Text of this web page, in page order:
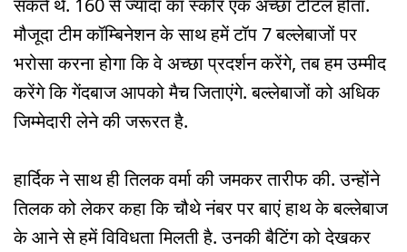
मौजूदा टीम कॉम्बिनेशन के साथ हमें टॉप 7 बल्लेबाजों पर
भरोसा करना होगा कि वे अच्छा प्रदर्शन करेंगे, तब हम उम्मीद
करेंगे कि गेंदबाज आपको मैच जिताएंगे. बल्लेबाजों को अधिक
जिम्मेदारी लेने की जरूरत है.
हार्दिक ने साथ ही तिलक वर्मा की जमकर तारीफ की. उन्होंने
तिलक को लेकर कहा कि चौथे नंबर पर बाएं हाथ के बल्लेबाज
के आने से हमें विविधता मिलती है. उनकी बैटिंग को देखकर